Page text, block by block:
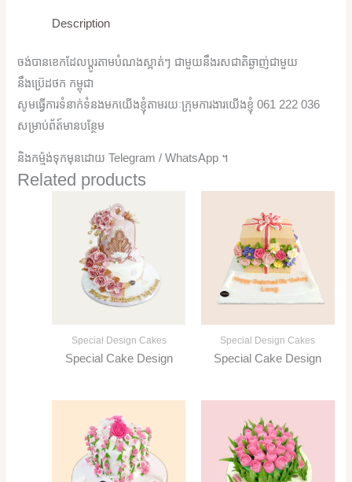
Description
ចង់បានខេកដែលប្តូរតាមបំណងស្អាត់ៗ ជាមួយនឹងរសជាតិឆ្ងាញ់ជាមួយ
នឹងប្រ៊េដថក កម្ពុជា
សូមធ្វើការទំនាក់ទំនងមកយើងខ្ញុំតាមរយៈក្រុមការងារយើងខ្ញុំ 061 222 036
សម្រាប់ព័ត៍មានបន្ថែម
និងកម្ម៉ង់ទុកមុនដោយ Telegram / WhatsApp ។
Related products
Special Design Cakes
Special Cake Design
Special Design Cakes
Special Cake Design